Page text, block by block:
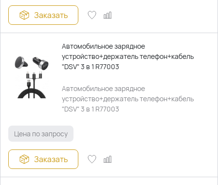
Заказать
Автомобильное зарядное
устройство+держатель телефон+кабель
"DSV" 3 в 1 R77003
Автомобильное зарядное
устройство+держатель телефон+кабель
"DSV" 3 в 1 R77003
Цена по запросу
Заказать